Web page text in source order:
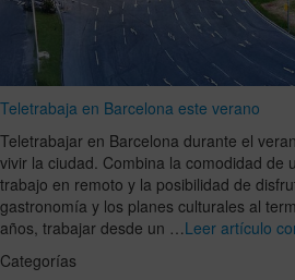
Teletrabaja en Barcelona este verano
Teletrabajar en Barcelona durante el
vivir la ciudad. Combina la comodidad de
trabajo en remoto y la posibilidad de
gastronomía y los planes culturales al
años, trabajar desde un …Leer artículo
Categorías